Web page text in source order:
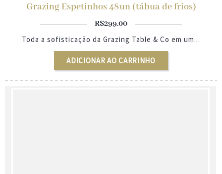
Grazing Espetinhos 48un (tábua de frios)
R$299.00
Toda a sofisticação da Grazing Table & Co em um...
ADICIONAR AO CARRINHO